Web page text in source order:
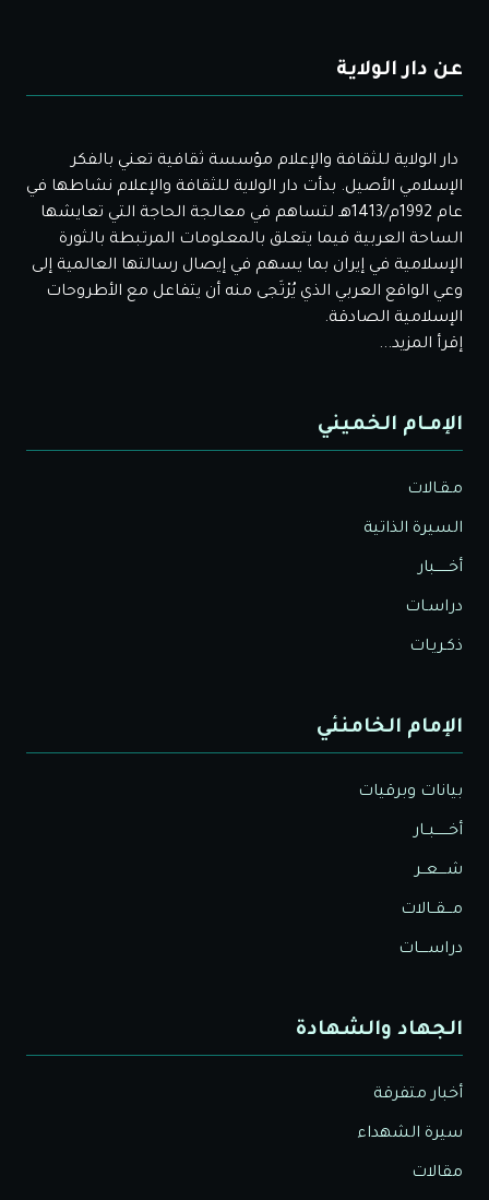
عن دار الولاية
دار الولاية للثقافة والإعلام مؤسسة ثقافية تعني بالفكر
الإسلامي الأصيل. بدأت دار الولاية للثقافة والإعلام نشاطها في
عام 1992م/1413هـ لتساهم في معالجة الحاجة التي تعايشها
الساحة العربية فيما يتعلق بالمعلومات المرتبطة بالثورة
الإسلامية في إيران بما يسهم في إيصال رسالتها العالمية إلى
وعي الواقع العربي الذي يُرْتَجى منه أن يتفاعل مع الأطروحات
الإسلامية الصادقة.
إقرأ المزيد...
الإمـام الخميني
مـقـالات
السيرة الذاتية
أخــــــبار
دراسـات
ذكـريـات
الإمام الخامنئي
بيانات وبرقيات
أخــــــبــار
شــــعــر
مـــقــالات
دراســــات
الجهاد والشهادة
أخبار متفرقة
سيرة الشهداء
مقالات